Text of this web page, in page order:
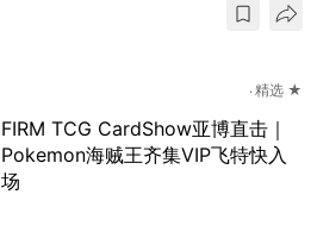
精选 ★
FIRM TCG CardShow亚博直击｜
Pokemon海贼王齐集VIP飞特快入
场